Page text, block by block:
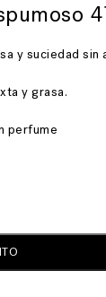
y suciedad
y grasa.
perfume